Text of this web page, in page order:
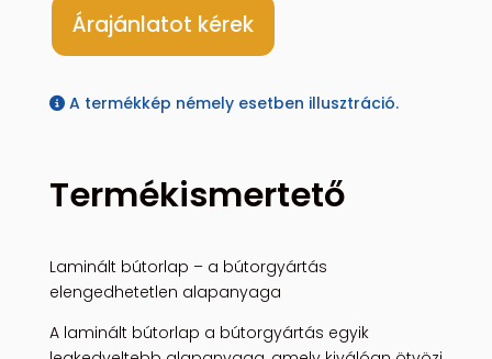
Árajánlatot kérek
A termékkép némely esetben illusztráció.
Termékismertető
Laminált bútorlap – a bútorgyártás
elengedhetetlen alapanyaga
A laminált bútorlap a bútorgyártás egyik